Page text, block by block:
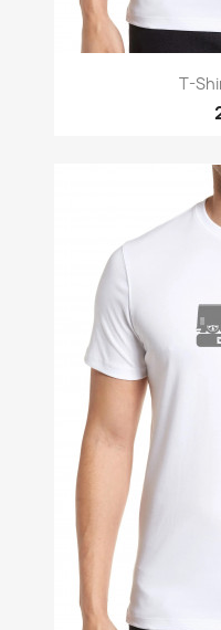
T-